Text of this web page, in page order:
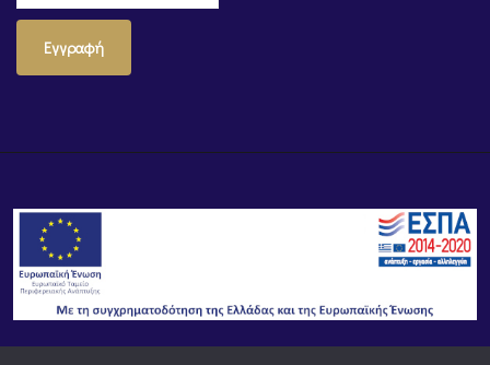
Εγγραφή